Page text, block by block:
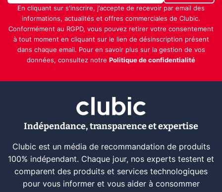
En cliquant sur s'inscrire, j’accepte de recevoir par email des
informations, actualités et offres commerciales de Clubic.
Conformément au RGPD, vous pouvez retirer votre consentement
à tout moment en cliquant sur le lien de désinscription présent
dans chaque email. Pour en savoir plus sur la gestion de vos
données, consultez notre Politique de confidentialité
Indépendance, transparence et expertise
Clubic est un média de recommandation de produits
100% indépendant. Chaque jour, nos experts testent et
comparent des produits et services technologiques
pour vous informer et vous aider à consommer